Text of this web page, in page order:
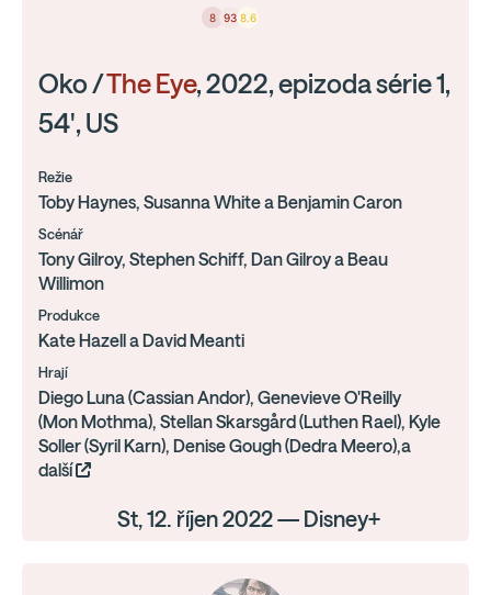
8 93 8.6
Oko /The Eye, 2022, epizoda série 1,
54', US
Režie
Toby Haynes, Susanna White a Benjamin Caron
Scénář
Tony Gilroy, Stephen Schiff, Dan Gilroy a Beau
Willimon
Produkce
Kate Hazell a David Meanti
Hrají
Diego Luna (Cassian Andor), Genevieve O'Reilly
(Mon Mothma), Stellan Skarsgård (Luthen Rael), Kyle
Soller (Syril Karn), Denise Gough (Dedra Meero),a
další
St, 12. říjen 2022 — Disney+